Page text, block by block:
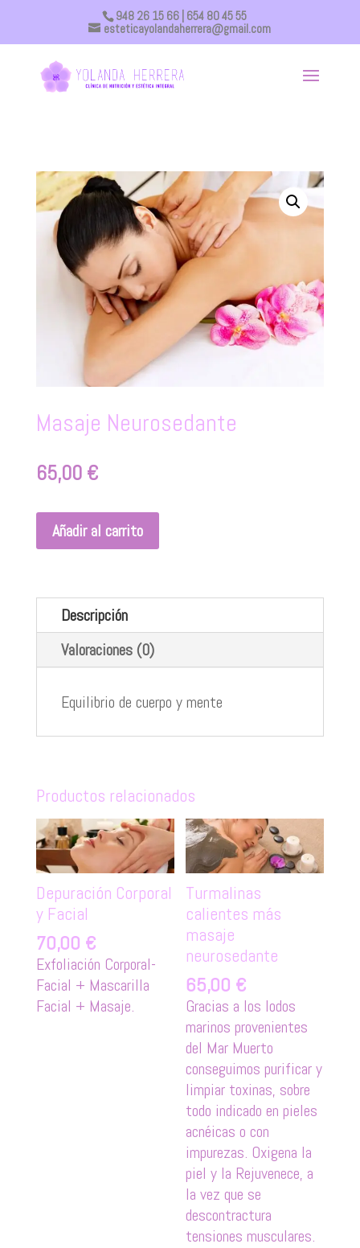
948 26 15 66 | 654 80 45 55
esteticayolandaherrera@gmail.com
Masaje Neurosedante
65,00 €
Añadir al carrito
Descripción
Valoraciones (0)
Equilibrio de cuerpo y mente
Productos relacionados
Depuración Corporal
y Facial
70,00 €
Exfoliación Corporal-
Facial + Mascarilla
Facial + Masaje.
Turmalinas
calientes más
masaje
neurosedante
65,00 €
Gracias a los lodos
marinos provenientes
del Mar Muerto
conseguimos purificar y
limpiar toxinas, sobre
todo indicado en pieles
acnéicas o con
impurezas. Oxigena la
piel y la Rejuvenece, a
la vez que se
descontractura
tensiones musculares.